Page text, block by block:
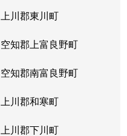
上川郡東川町
空知郡上富良野町
空知郡南富良野町
上川郡和寒町
上川郡下川町